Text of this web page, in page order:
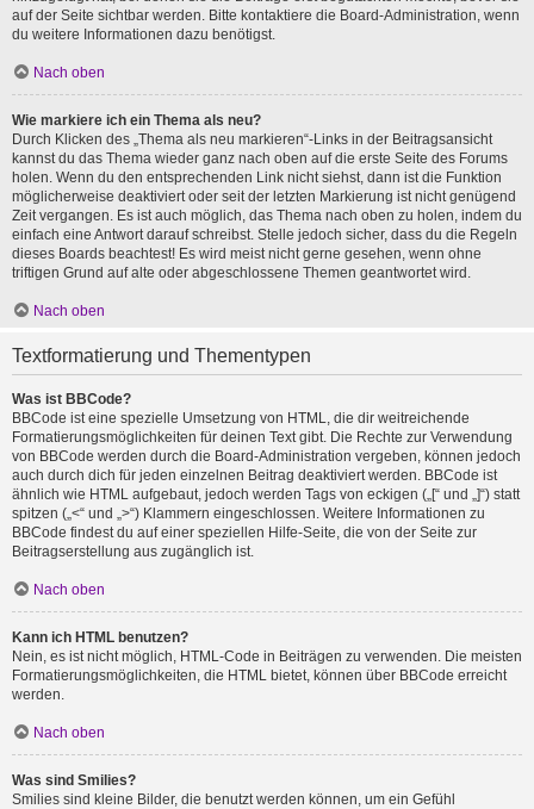
auf der Seite sichtbar werden. Bitte kontaktiere die Board-Administration, wenn
du weitere Informationen dazu benötigst.
Nach oben
Wie markiere ich ein Thema als neu?
Durch Klicken des „Thema als neu markieren“-Links in der Beitragsansicht
kannst du das Thema wieder ganz nach oben auf die erste Seite des Forums
holen. Wenn du den entsprechenden Link nicht siehst, dann ist die Funktion
möglicherweise deaktiviert oder seit der letzten Markierung ist nicht genügend
Zeit vergangen. Es ist auch möglich, das Thema nach oben zu holen, indem du
einfach eine Antwort darauf schreibst. Stelle jedoch sicher, dass du die Regeln
dieses Boards beachtest! Es wird meist nicht gerne gesehen, wenn ohne
triftigen Grund auf alte oder abgeschlossene Themen geantwortet wird.
Nach oben
Textformatierung und Thementypen
Was ist BBCode?
BBCode ist eine spezielle Umsetzung von HTML, die dir weitreichende
Formatierungsmöglichkeiten für deinen Text gibt. Die Rechte zur Verwendung
von BBCode werden durch die Board-Administration vergeben, können jedoch
auch durch dich für jeden einzelnen Beitrag deaktiviert werden. BBCode ist
ähnlich wie HTML aufgebaut, jedoch werden Tags von eckigen („[“ und „]“) statt
spitzen („<“ und „>“) Klammern eingeschlossen. Weitere Informationen zu
BBCode findest du auf einer speziellen Hilfe-Seite, die von der Seite zur
Beitragserstellung aus zugänglich ist.
Nach oben
Kann ich HTML benutzen?
Nein, es ist nicht möglich, HTML-Code in Beiträgen zu verwenden. Die meisten
Formatierungsmöglichkeiten, die HTML bietet, können über BBCode erreicht
werden.
Nach oben
Was sind Smilies?
Smilies sind kleine Bilder, die benutzt werden können, um ein Gefühl